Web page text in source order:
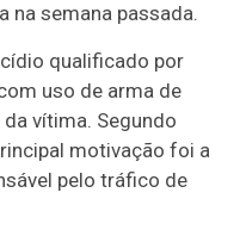
na semana passada.
qualificado por
uso de arma de
vítima. Segundo
motivação foi a
pelo tráfico de